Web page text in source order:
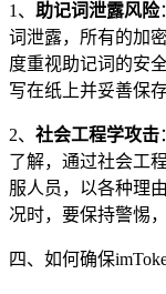
1、 助记词泄露风险
词泄露，所有的加
度重视助记词的安
写在纸上并妥善保
2、 社会工程学攻击
了解，通过社会工
服人员，以各种理
况时，要保持警惕
四、如何确保